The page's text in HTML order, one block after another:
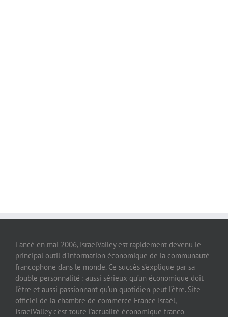
Lancé en mai 2006, IsraelValley est rapidement devenu le
principal outil d’information économique de la communauté
francophone dans le monde. Ce succès s’explique par sa
double personnalité : aussi sérieux qu’un économique doit
l’être et aussi passionnant qu’un quotidien peut l’être. Site
officiel de la chambre de commerce France Israël,
IsraelValley c’est toute l’actualité économique franco-